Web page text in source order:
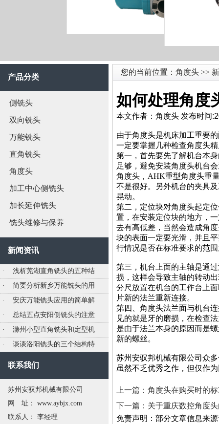
产品分类
侧铣头
双向铣头
万能铣头
直角铣头
角度头
加工中心侧铣头
加长延伸铣头
铣头维修与保养
新闻资讯
·
浅析芜湖直角铣头的五种结
·
简要分析新乡万能铣头的用
·
安庆万能铣头应用的简单解
·
总结五点安阳侧铣头的注意
·
滁州小型直角铣头和定型机
·
谈谈洛阳铣头的三个结构特
联系我们
苏州安驭邦机械有限公司
网 址： www.aybjx.com
联系人： 李经理
您的当前位置： 角度头 >>
如何处理角度
本文作者：角度头 发布时间
由于角度头是机床加工重要
一定要掌握几种检查角度头
第一，首先要先了解机台本
足够，避免安装角度头机台
角度头，AHK重型角度头重
不是很好。另外机台的夹具
晃动。
第二，定位块对角度头起定
置，在安装定位块的地方，
去有高低差，当然会造成角
块的表面一定要光滑，并且
行情况是否在标准要求的范
第三，机台上面的主轴是通
损，这样会导致主轴的转动
分尺放置在机台的工作台上
片新的法兰重新连接。
第四、角度头法兰面与机台
见的就是牙的磨损，在检查
是由于法兰本身的原因而是
新的螺丝。
苏州安驭邦机械有限公司众
虽然不乏优秀之作，但仅作
上一篇：角度头在购买时的
下一篇：关于重庆数控角度
免责声明：部分文章信息来